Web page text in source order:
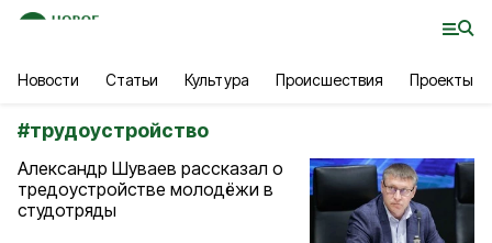
Новости Статьи Культура Происшествия Проекты
#трудоустройство
Александр Шуваев рассказал о
тредоустройстве молодёжи в
студотряды